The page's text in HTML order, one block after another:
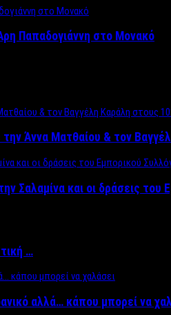
Παπαδογιάννη στο Μονακό
Άννα Ματθαίου & τον
Σαλαμίνα και οι δράσεις του
…
αλλά… κάπου μπορεί να